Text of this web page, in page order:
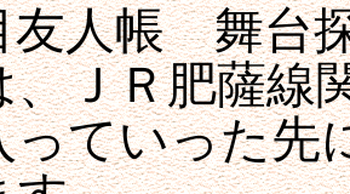
人帳 舞台探
、ＪＲ肥薩線
っていった先